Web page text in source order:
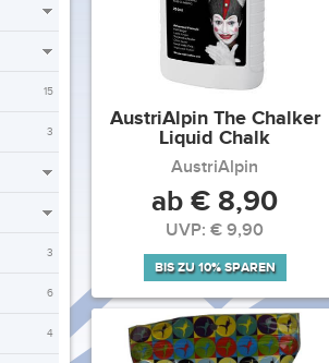
15
3
3
6
4
AustriAlpin The Chalker
Liquid Chalk
AustriAlpin
ab € 8,90
UVP: € 9,90
BIS ZU 10% SPAREN